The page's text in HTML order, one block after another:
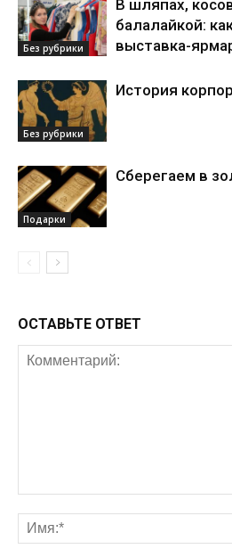
Без рубрики
В шляпах,
балалайкой:
выставка-
Без рубрики
История
Подарки
Сберегаем в
ОСТАВЬТЕ ОТВЕТ